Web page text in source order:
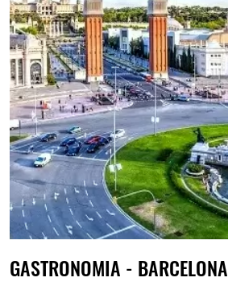
GASTRONOMIA - BARCELONA